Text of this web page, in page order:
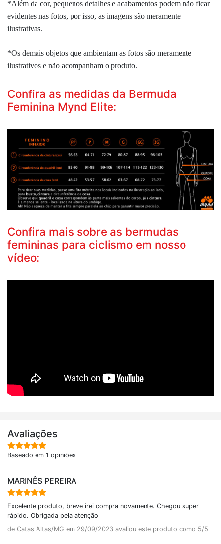
*Além da cor, pequenos detalhes e acabamentos podem não ficar
evidentes nas fotos, por isso, as imagens são meramente
ilustrativas.
*Os demais objetos que ambientam as fotos são meramente
ilustrativos e não acompanham o produto.
Confira as medidas da Bermuda
Feminina Mynd Elite:
Confira mais sobre as bermudas
femininas para ciclismo em nosso
vídeo:
Avaliações
Baseado em 1 opiniões
MARINÊS PEREIRA
Excelente produto, breve irei compra novamente. Chegou super
rápido. Obrigada pela atenção
de Catas Altas/MG em 29/09/2023 avaliou este produto como 5/5